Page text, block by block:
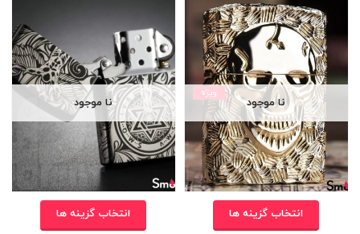
ویژه
نا موجود
انتخاب گزینه ها
نا موجود
انتخاب گزینه ها